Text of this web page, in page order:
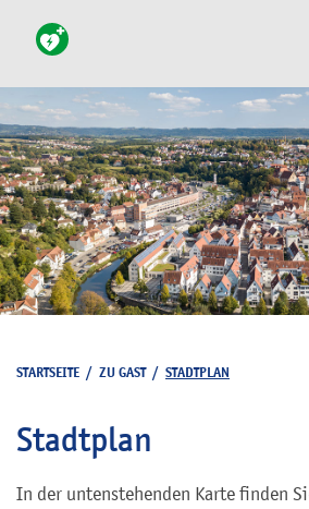
STARTSEITE / ZU GAST/ STADTPLAN
Stadtplan
In der untenstehenden Karte finden